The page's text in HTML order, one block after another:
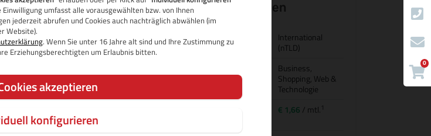
umfasst alle vorausgewählten bzw. von Ihnen
jederzeit abrufen und Cookies auch nachträglich abwählen (im
Website).
. Wenn Sie unter 16 Jahre alt sind und Ihre Zustimmung zu
Erziehungsberechtigten um Erlaubnis bitten.
akzeptieren
konfigurieren
0
PRÜFEN
Eigenschaften
Land/Bezeichnung
International
(nTLD)
Business,
Shopping, Web &
Technologie
€ 1,66 / mtl. 1